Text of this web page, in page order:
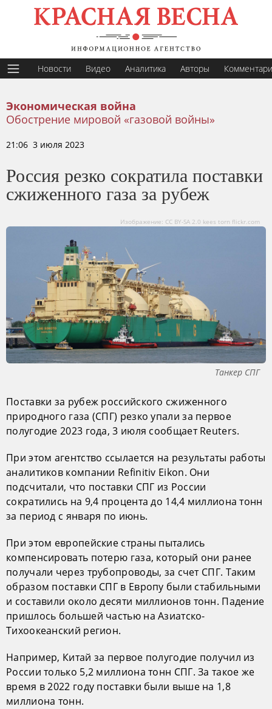
Новости Видео Аналитика Авторы
Экономическая война
Обострение мировой «газовой войны»
21:06 3 июля 2023
Россия резко сократила поставки
сжиженного газа за рубеж
Изображение: CC BY-SA 2.0 kees torn flickr.com
Танкер СПГ
Поставки за рубеж российского сжиженного
природного газа (СПГ) резко упали за первое
полугодие 2023 года, 3 июля сообщает Reuters.
При этом агентство ссылается на результаты работы
аналитиков компании Refinitiv Eikon. Они
подсчитали, что поставки СПГ из России
сократились на 9,4 процента до 14,4 миллиона тонн
за период с января по июнь.
При этом европейские страны пытались
компенсировать потерю газа, который они ранее
получали через трубопроводы, за счет СПГ. Таким
образом поставки СПГ в Европу были стабильными
и составили около десяти миллионов тонн. Падение
пришлось большей частью на Азиатско-
Тихоокеанский регион.
Например, Китай за первое полугодие получил из
России только 5,2 миллиона тонн СПГ. За такое же
время в 2022 году поставки были выше на 1,8
миллиона тонн.